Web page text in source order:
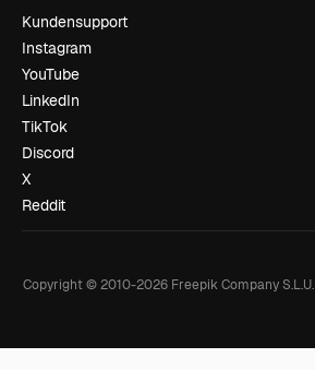
Kundensupport
Instagram
YouTube
LinkedIn
TikTok
Discord
X
Reddit
Copyright © 2010-2026Freepik Company S.L.U.